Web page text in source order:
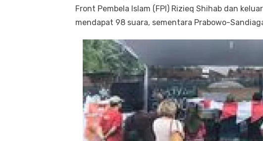
Front Pembela Islam (FPI) Rizieq Shihab dan
mendapat 98 suara, sementara Prabowo-